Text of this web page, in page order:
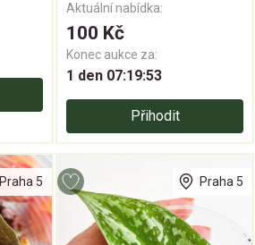
Aktuální nabídka:
100 Kč
Konec aukce za:
1 den 07:19:52
Přihodit
Praha 5 Praha 5